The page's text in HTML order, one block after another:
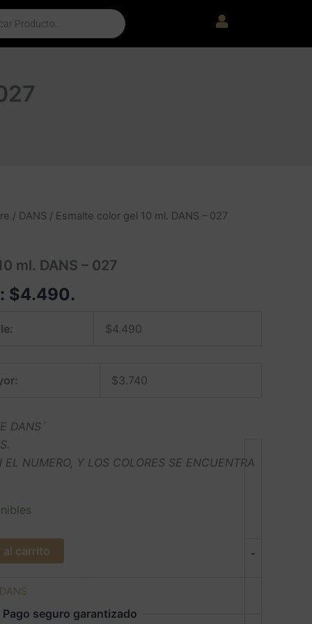
/ DANS / Esmalte color gel 10 ml. DANS – 027
ml. DANS – 027
$4.490.
$4.490
$3.740
DANS´
NUMERO, Y LOS COLORES SE ENCUENTRA
-
al carrito
DANS
Pago seguro garantizado